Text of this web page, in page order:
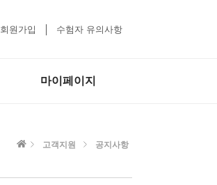
회원가입 수험자 유의사항
마이페이지
고객지원 공지사항